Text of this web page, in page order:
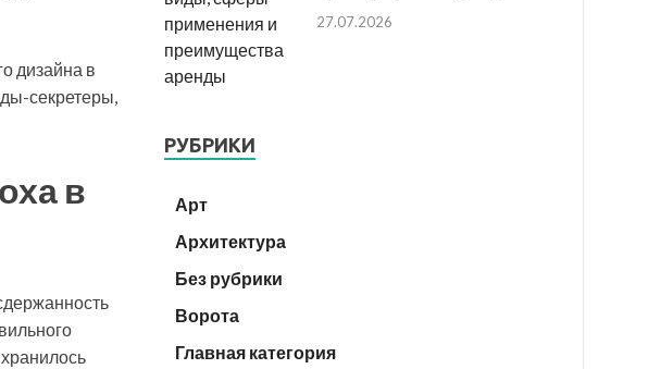
дизайна в
секретеры,
в
27.07.2026
РУБРИКИ
Арт
Архитектура
Без рубрики
Ворота
Главная категория